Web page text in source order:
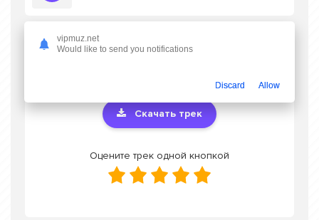
Скачать песню Viqify - Не говори мне
Скачать трек
Оцените трек одной кнопкой
vipmuz.net
Would like to send you notifications
Discard Allow